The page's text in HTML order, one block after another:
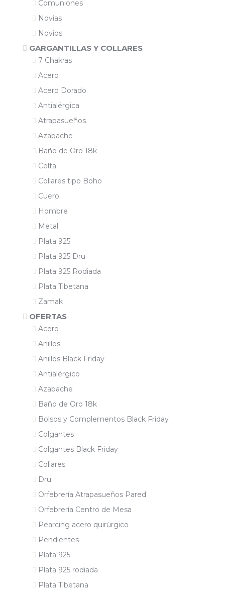
Comuniones
Novias
Novios
GARGANTILLAS Y COLLARES
7 Chakras
Acero
Acero Dorado
Antialérgica
Atrapasueños
Azabache
Baño de Oro 18k
Celta
Collares tipo Boho
Cuero
Hombre
Metal
Plata 925
Plata 925 Dru
Plata 925 Rodiada
Plata Tibetana
Zamak
OFERTAS
Acero
Anillos
Anillos Black Friday
Antialérgico
Azabache
Baño de Oro 18k
Bolsos y Complementos Black Friday
Colgantes
Colgantes Black Friday
Collares
Dru
Orfebrería Atrapasueños Pared
Orfebrería Centro de Mesa
Pearcing acero quirúrgico
Pendientes
Plata 925
Plata 925 rodiada
Plata Tibetana